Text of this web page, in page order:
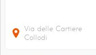
Via delle Cartiere
Collodi